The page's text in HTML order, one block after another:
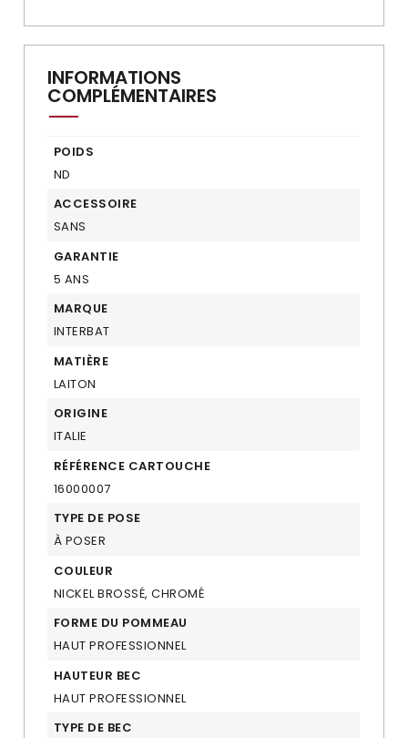
INFORMATIONS
COMPLÉMENTAIRES
POIDS
ND
ACCESSOIRE
SANS
GARANTIE
5 ANS
MARQUE
INTERBAT
MATIÈRE
LAITON
ORIGINE
ITALIE
RÉFÉRENCE CARTOUCHE
16000007
TYPE DE POSE
À POSER
COULEUR
NICKEL BROSSÉ, CHROMÉ
FORME DU POMMEAU
HAUT PROFESSIONNEL
HAUTEUR BEC
HAUT PROFESSIONNEL
TYPE DE BEC